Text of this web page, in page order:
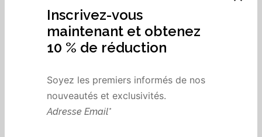
Inscrivez-vous
maintenant et obtenez
10 % de réduction
Soyez les premiers informés de nos
nouveautés et exclusivités.
SUIVI DES
COMMANDES
Pour suivre votre commande veuillez saisir votre ID de
commande dans la boite ci-dessous et cliquer le bouton
« Suivre ». Il vous a été donné sur votre reçu et dans l’e-